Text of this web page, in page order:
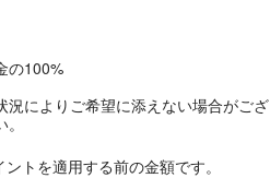
の100%
によりご希望に添えない場合がござ
トを適用する前の金額です。